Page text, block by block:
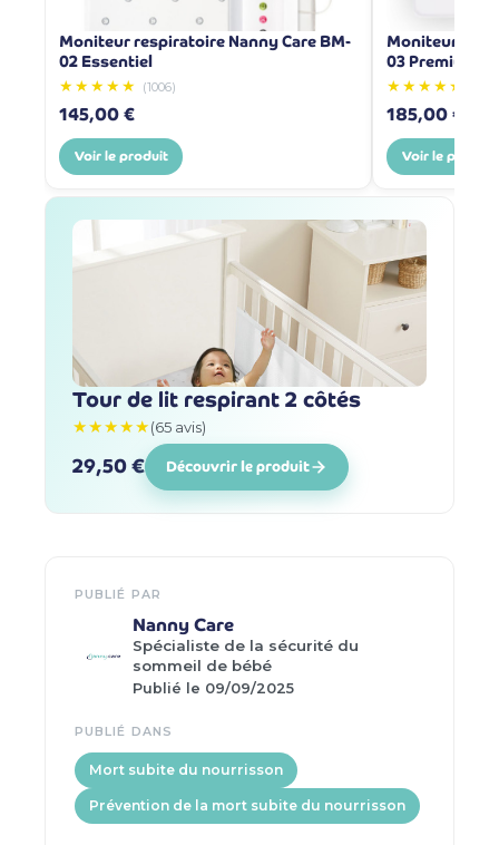
Moniteur respiratoire Nanny Care BM-
02 Essentiel
★★★★★ (1006)
145,00 €
Voir le produit
Moniteur
03 Premium
★★★★★
185,00 €
Voir le produit
Tour de lit respirant 2 côtés
★★★★★(65 avis)
29,50 € Découvrir le produit
PUBLIÉ PAR
Nanny Care
Spécialiste de la sécurité du
sommeil de bébé
Publié le 09/09/2025
PUBLIÉ DANS
Mort subite du nourrisson
Prévention de la mort subite du nourrisson